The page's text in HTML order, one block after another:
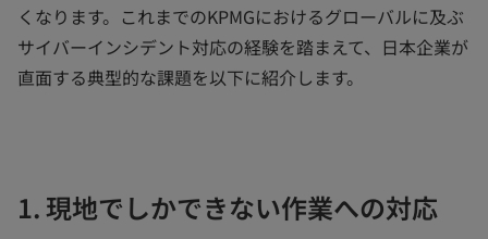
くなります。これまでのKPMGにおけるグローバルに及ぶ
サイバーインシデント対応の経験を踏まえて、日本企業が
直面する典型的な課題を以下に紹介します。
1. 現地でしかできない作業への対応